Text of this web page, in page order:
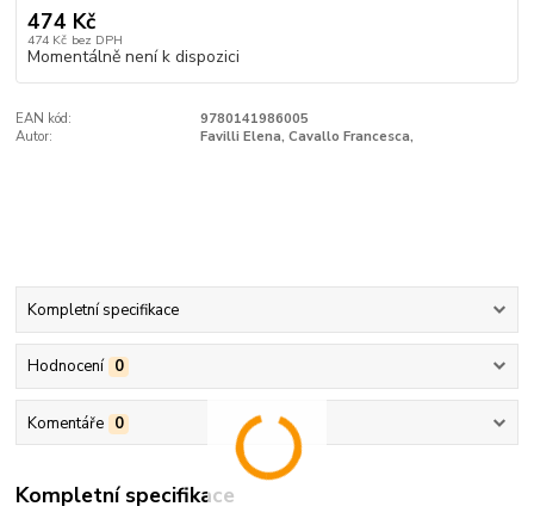
474 Kč
474 Kč bez DPH
Momentálně není k dispozici
EAN kód:
9780141986005
Autor:
Favilli Elena, Cavallo Francesca,
Kompletní specifikace
Hodnocení 0
Komentáře 0
Kompletní specifikace